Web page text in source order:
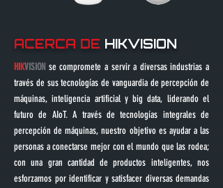
ACERCA DE HIKVISION
HIKVISION se compromete a servir a diversas industrias a
través de sus tecnologías de vanguardia de percepción de
máquinas, inteligencia artificial y big data, liderando el
futuro de AIoT. A través de tecnologías integrales de
percepción de máquinas, nuestro objetivo es ayudar a las
personas a conectarse mejor con el mundo que las rodea;
con una gran cantidad de productos inteligentes, nos
esforzamos por identificar y satisfacer diversas demandas